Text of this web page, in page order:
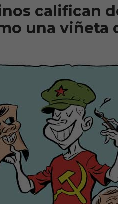
califican
una viñeta